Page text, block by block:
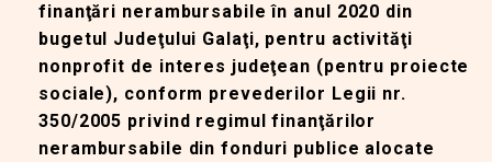
finanţări nerambursabile în anul 2020 din
bugetul Judeţului Galaţi, pentru activităţi
nonprofit de interes judeţean (pentru proiecte
sociale), conform prevederilor Legii nr.
350/2005 privind regimul finanţărilor
nerambursabile din fonduri publice alocate